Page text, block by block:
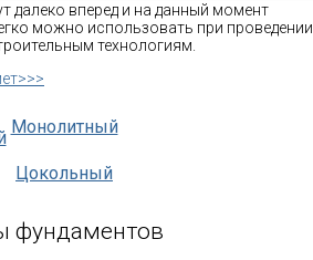
далеко вперед и на данный момент
можно использовать при проведении
технологиям.
Монолитный
Цокольный
фундаментов